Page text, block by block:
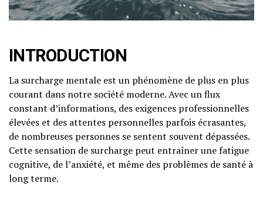
INTRODUCTION
La surcharge mentale est un phénomène de plus en plus
courant dans notre société moderne. Avec un flux
constant d’informations, des exigences professionnelles
élevées et des attentes personnelles parfois écrasantes,
de nombreuses personnes se sentent souvent dépassées.
Cette sensation de surcharge peut entraîner une fatigue
cognitive, de l’anxiété, et même des problèmes de santé à
long terme.